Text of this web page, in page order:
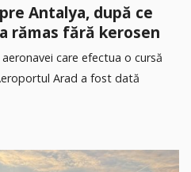
Antalya, după ce
rămas fără kerosen
care efectua o cursă
Arad a fost dată